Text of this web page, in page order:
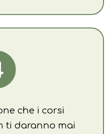
che i corsi
ti daranno mai